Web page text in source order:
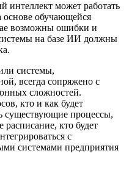
интеллект может работать
основе обучающейся
возможны ошибки и
на базе ИИ должны
системы,
всегда сопряжено с
сложностей.
кто и как будет
существующие процессы,
расписание, кто будет
с
системами предприятия